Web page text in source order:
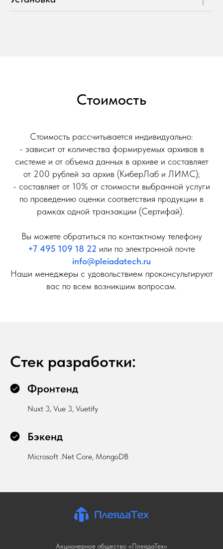
Стоимость
Стоимость рассчитывается индивидуально:
- зависит от количества формируемых архивов в
системе и от объема данных в архиве и составляет
от 200 рублей за архив (КиберЛаб и ЛИМС);
- составляет от 10% от стоимости выбранной услуги
по проведению оценки соответствия продукции в
рамках одной транзакции (Сертифай).
Вы можете обратиться по контактному телефону
+7 495 109 18 22 или по электронной почте
info@pleiadatech.ru
Наши менеджеры с удовольствием проконсультируют
вас по всем возникшим вопросам.
Стек разработки:
Фронтенд
Nuxt 3, Vue 3, Vuetify
Бэкенд
Microsoft .Net Core, MongoDB
Акционерное общество «ПлеядаТех»